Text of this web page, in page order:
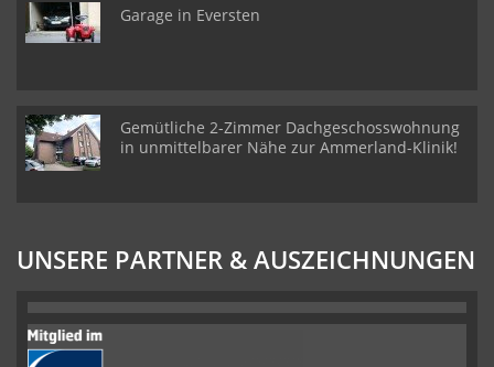
Garage in Eversten
Gemütliche 2-Zimmer Dachgeschosswohnung
in unmittelbarer Nähe zur Ammerland-Klinik!
UNSERE PARTNER & AUSZEICHNUNGEN